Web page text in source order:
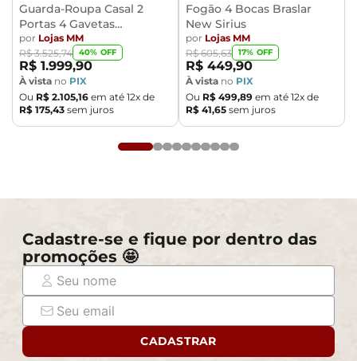
Guarda-Roupa Casal 2
Portas 4 Gavetas
Caemmun Moviment
por Lojas MM
R$ 3.525,74 40% OFF
R$ 1.999,90
À vista no PIX
Ou R$ 2.105,16 em até 12x de
R$ 175,43 sem juros
Fogão 4 Bocas Braslar
New Sirius
por Lojas MM
R$ 605,63 17% OFF
R$ 449,90
À vista no PIX
Ou R$ 499,89 em até 12x de
R$ 41,65 sem juros
Cadastre-se e fique por dentro das
promoções 🤩
CADASTRAR